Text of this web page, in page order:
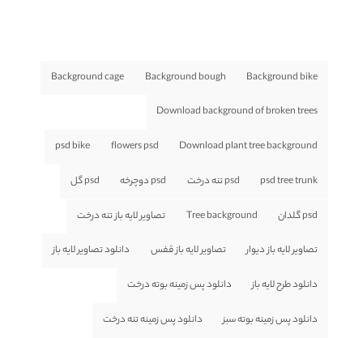
Background bike
Background bough
Background cage
Download background of broken trees
Download plant tree background
flowers psd
psd bike
psd tree trunk psd تنه درخت psd دوچرخه psd گل
psd گلدان Tree background تصاویر لایه باز تنه درخت
تصاویر لایه باز دیوار تصاویر لایه باز قفس دانلود تصاویر لایه باز
دانلود طرح لایه باز دانلود پس زمینه بوته درخت
دانلود پس زمینه بوته سبز دانلود پس زمینه تنه درخت